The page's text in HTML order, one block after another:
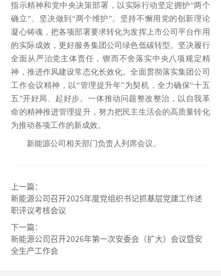
指示精神和党中央决策部署，以实际行动坚定拥护“两个
确立”、坚决做到“两个维护”。坚持不懈用党的创新理论
凝心铸魂，把各项部署要求转化为发挥上市公司平台作用
的实际成效，更好服务集团公司绿色低碳转型。坚决履行
全面从严治党主体责任，‌锲而不舍落实中央八项规定精
神，推进作风建设常态化长效化。全面贯彻落实集团公司
工作会议精神，以“管理提升年”为契机，全力确保“十五
五”开好局、起好步。一体推动问题整改整治，以自我革
命的精神推进管理提升，努力把民主生活会的高质量转化
为推动各项工作的新成效。
新能源公司相关部门负责人列席会议。
上一篇：
新能源公司召开2025年度党组织书记抓基层党建工作述
职评议考核会议
下一篇：
新能源公司召开2026年第一次安委会（扩大）会议暨安
全生产工作会